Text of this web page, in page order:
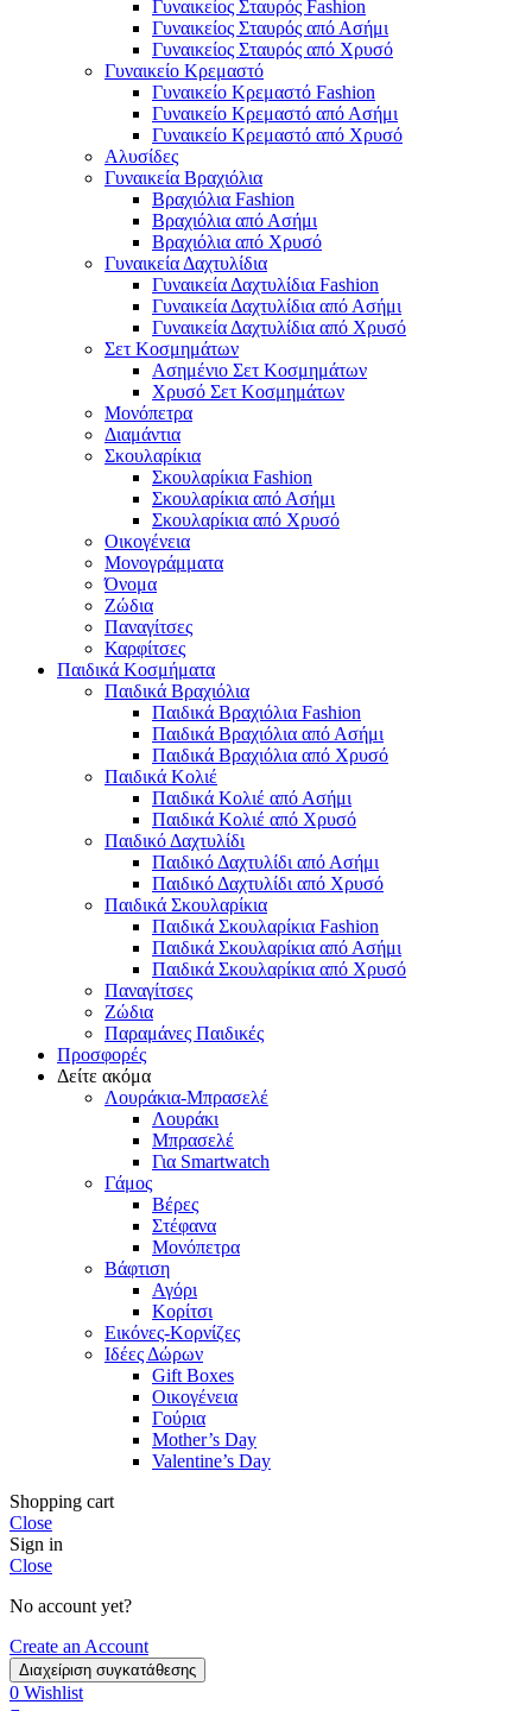
Γυναικείος Σταυρός Fashion
Γυναικείος Σταυρός από Ασήμι
Γυναικείος Σταυρός από Χρυσό
Γυναικείο Κρεμαστό
Γυναικείο Κρεμαστό Fashion
Γυναικείο Κρεμαστό από Ασήμι
Γυναικείο Κρεμαστό από Χρυσό
Αλυσίδες
Γυναικεία Βραχιόλια
Βραχιόλια Fashion
Βραχιόλια από Ασήμι
Βραχιόλια από Χρυσό
Γυναικεία Δαχτυλίδια
Γυναικεία Δαχτυλίδια Fashion
Γυναικεία Δαχτυλίδια από Ασήμι
Γυναικεία Δαχτυλίδια από Χρυσό
Σετ Κοσμημάτων
Ασημένιο Σετ Κοσμημάτων
Χρυσό Σετ Κοσμημάτων
Μονόπετρα
Διαμάντια
Σκουλαρίκια
Σκουλαρίκια Fashion
Σκουλαρίκια από Ασήμι
Σκουλαρίκια από Χρυσό
Οικογένεια
Μονογράμματα
Όνομα
Ζώδια
Παναγίτσες
Καρφίτσες
Παιδικά Κοσμήματα
Παιδικά Βραχιόλια
Παιδικά Βραχιόλια Fashion
Παιδικά Βραχιόλια από Ασήμι
Παιδικά Βραχιόλια από Χρυσό
Παιδικά Κολιέ
Παιδικά Κολιέ από Ασήμι
Παιδικά Κολιέ από Χρυσό
Παιδικό Δαχτυλίδι
Παιδικό Δαχτυλίδι από Ασήμι
Παιδικό Δαχτυλίδι από Χρυσό
Παιδικά Σκουλαρίκια
Παιδικά Σκουλαρίκια Fashion
Παιδικά Σκουλαρίκια από Ασήμι
Παιδικά Σκουλαρίκια από Χρυσό
Παναγίτσες
Ζώδια
Παραμάνες Παιδικές
Προσφορές
Δείτε ακόμα
Λουράκια-Μπρασελέ
Λουράκι
Μπρασελέ
Για Smartwatch
Γάμος
Βέρες
Στέφανα
Μονόπετρα
Βάφτιση
Αγόρι
Κορίτσι
Εικόνες-Κορνίζες
Ιδέες Δώρων
Gift Boxes
Οικογένεια
Γούρια
Mother’s Day
Valentine’s Day
Shopping cart
Close
Sign in
Close
No account yet?
Create an Account
Διαχείριση συγκατάθεσης
0 Wishlist